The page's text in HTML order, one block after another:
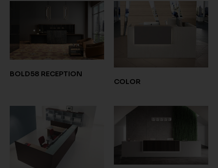
BOLD58 RECEPTION
COLOR